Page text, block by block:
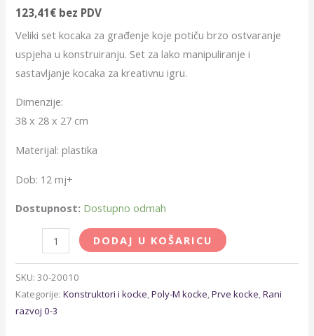
123,41€ bez PDV
Veliki set kocaka za građenje koje potiču brzo ostvaranje
uspjeha u konstruiranju. Set za lako manipuliranje i
sastavljanje kocaka za kreativnu igru.
Dimenzije:
38 x 28 x 27 cm
Materijal: plastika
Dob: 12 mj+
Dostupnost: Dostupno odmah
DODAJ U KOŠARICU
SKU:30-20010
Kategorije:Konstruktori i kocke,Poly-M kocke,Prve kocke,Rani
razvoj 0-3